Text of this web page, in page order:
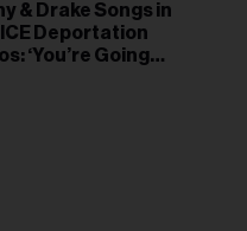
& Drake Songs in
ICE Deportation
‘You’re Going